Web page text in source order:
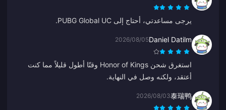
يرجى مساعدتي، أحتاج إلى PUBG Global UC.
Daniel Datilm
2026/08/05
استغرق شحن Honor of Kings وقتًا أطول قليلاً مما كنت
أعتقد، ولكنه وصل في النهاية.
泰瑞鸭
2026/08/03